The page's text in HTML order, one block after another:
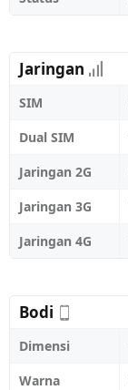
Jaringan
SIM
Dual SIM
Jaringan 2G
Jaringan 3G
Jaringan 4G
Bodi
Dimensi
Warna